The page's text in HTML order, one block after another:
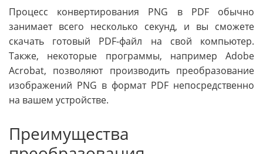
Процесс конвертирования PNG в PDF обычно
занимает всего несколько секунд, и вы сможете
скачать готовый PDF-файл на свой компьютер.
Также, некоторые программы, например Adobe
Acrobat, позволяют производить преобразование
изображений PNG в формат PDF непосредственно
на вашем устройстве.
Преимущества